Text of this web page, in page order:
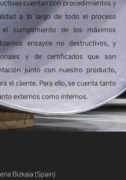
cuentan con procedimientos y
a lo largo de todo el proceso
el cumplimiento de los máximos
ensayos no destructivos, y
y de certificados que son
junto con nuestro producto,
el cliente. Para ello, se cuenta tanto
externos como internos.
Bizkaia (Spain)